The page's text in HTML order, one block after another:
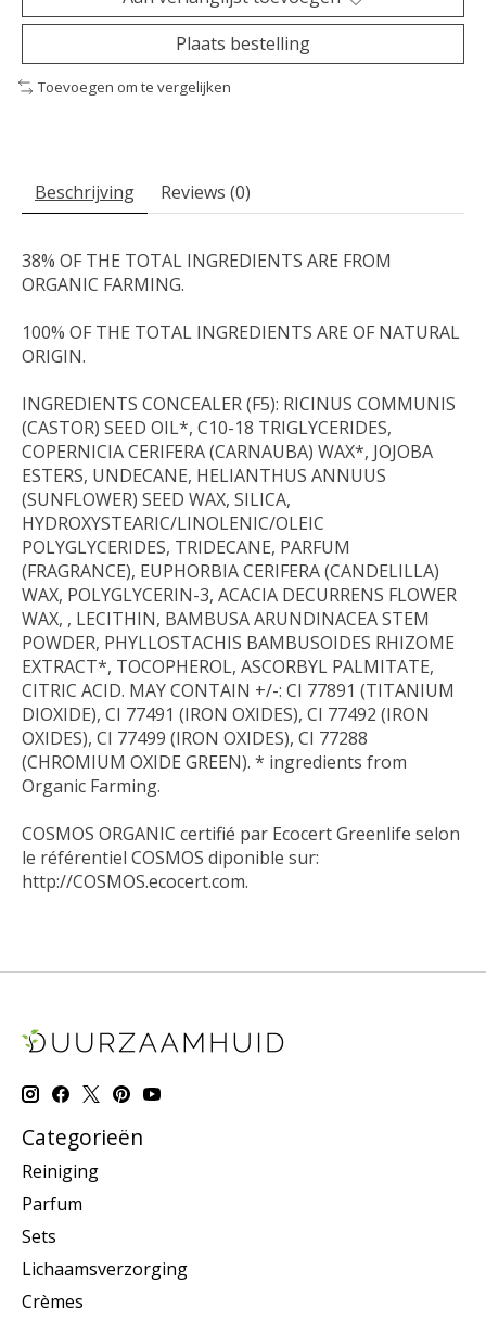
Plaats bestelling
Toevoegen om te vergelijken
Beschrijving Reviews (0)
38% OF THE TOTAL INGREDIENTS ARE FROM
ORGANIC FARMING.
100% OF THE TOTAL INGREDIENTS ARE OF NATURAL
ORIGIN.
INGREDIENTS CONCEALER (F5): RICINUS COMMUNIS
(CASTOR) SEED OIL*, C10-18 TRIGLYCERIDES,
COPERNICIA CERIFERA (CARNAUBA) WAX*, JOJOBA
ESTERS, UNDECANE, HELIANTHUS ANNUUS
(SUNFLOWER) SEED WAX, SILICA,
HYDROXYSTEARIC/LINOLENIC/OLEIC
POLYGLYCERIDES, TRIDECANE, PARFUM
(FRAGRANCE), EUPHORBIA CERIFERA (CANDELILLA)
WAX, POLYGLYCERIN-3, ACACIA DECURRENS FLOWER
WAX, , LECITHIN, BAMBUSA ARUNDINACEA STEM
POWDER, PHYLLOSTACHIS BAMBUSOIDES RHIZOME
EXTRACT*, TOCOPHEROL, ASCORBYL PALMITATE,
CITRIC ACID. MAY CONTAIN +/-: CI 77891 (TITANIUM
DIOXIDE), CI 77491 (IRON OXIDES), CI 77492 (IRON
OXIDES), CI 77499 (IRON OXIDES), CI 77288
(CHROMIUM OXIDE GREEN). * ingredients from
Organic Farming.
COSMOS ORGANIC certifié par Ecocert Greenlife selon
le référentiel COSMOS diponible sur:
http://COSMOS.ecocert.com.
Categorieën
Reiniging
Parfum
Sets
Lichaamsverzorging
Crèmes